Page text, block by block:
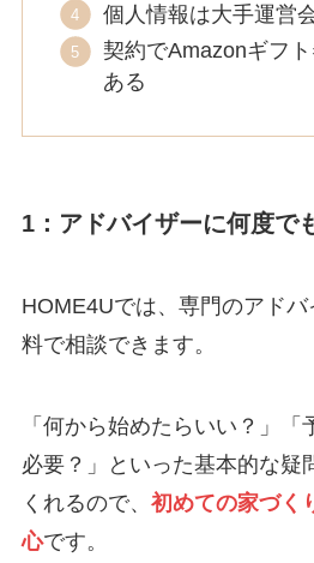
個人情報は大手運営
契約でAmazonギフ
ある
1：アドバイザーに何度で
HOME4Uでは、専門のアド
料で相談できます。
「何から始めたらいい？」
必要？」といった基本的な疑
くれるので、 初めての家づく
心です。